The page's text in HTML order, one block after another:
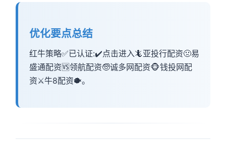
优化要点总结
红牛策略✅已认证:✔️点击进入🦎亚投行配资🤢易
盛通配资🆚领航配资🧓诚多网配资🐵钱投网配
资⚔️牛8配资🐡。